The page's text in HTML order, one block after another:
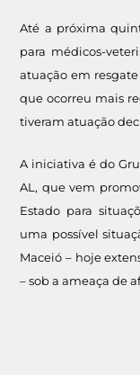
Até a próxima
para médicos-
atuação em
que ocorreu mais
tiveram atuação
A iniciativa é do
AL, que vem
Estado para
uma possível
Maceió – hoje
– sob a ameaça de